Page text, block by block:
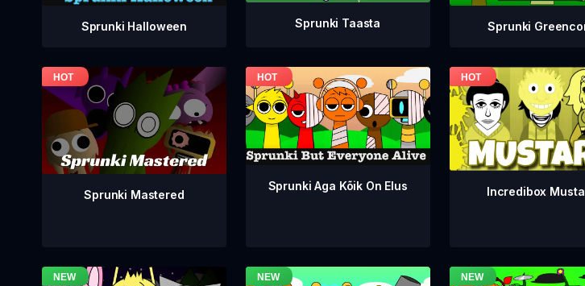
Sprunki Halloween Sprunki Taasta Sprunki
Sprunki Mastered
Sprunki Aga Kõik On Elus Incredibox